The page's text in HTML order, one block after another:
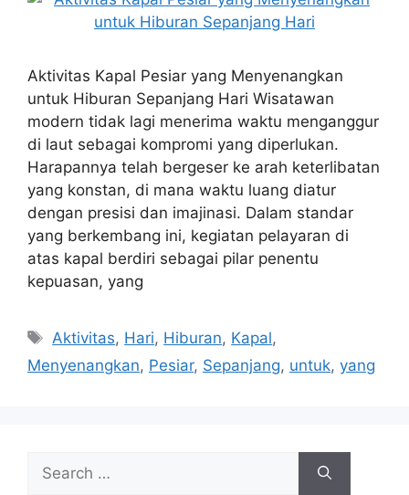
Aktivitas Kapal Pesiar yang Menyenangkan
untuk Hiburan Sepanjang Hari Wisatawan
modern tidak lagi menerima waktu menganggur
di laut sebagai kompromi yang diperlukan.
Harapannya telah bergeser ke arah keterlibatan
yang konstan, di mana waktu luang diatur
dengan presisi dan imajinasi. Dalam standar
yang berkembang ini, kegiatan pelayaran di
atas kapal berdiri sebagai pilar penentu
kepuasan, yang
Tags
Aktivitas, Hari, Hiburan, Kapal,
Menyenangkan, Pesiar, Sepanjang, untuk, yang
Search
for: